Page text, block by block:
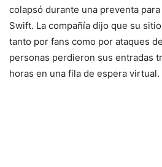
colapsó durante una preventa
Swift. La compañía dijo que su
tanto por fans como por ataques
personas perdieron sus entradas
horas en una fila de espera virtual.